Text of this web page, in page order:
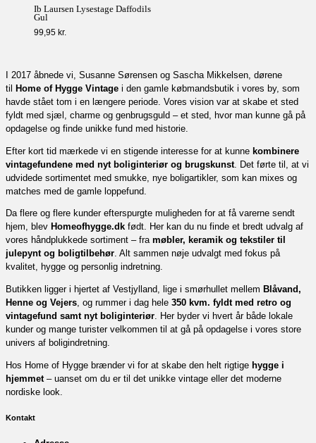
Ib Laursen Lysestage Daffodils
Gul
99,95 kr.
I 2017 åbnede vi, Susanne Sørensen og Sascha Mikkelsen, dørene
til
Home of Hygge Vintage i den gamle købmandsbutik i vores by, som
havde stået tom i en længere periode. Vores vision var at skabe et sted
fyldt med sjæl, charme og genbrugsguld – et sted, hvor man kunne gå på
opdagelse og finde unikke fund med historie.
Efter kort tid mærkede vi en stigende interesse for at kunne kombinere
vintagefundene med nyt boliginteriør og brugskunst . Det førte til, at vi
udvidede sortimentet med smukke, nye boligartikler, som kan mixes og
matches med de gamle loppefund.
Da flere og flere kunder efterspurgte muligheden for at få varerne sendt
hjem, blev Homeofhygge.dk født. Her kan du nu finde et bredt udvalg af
vores håndplukkede sortiment – fra møbler, keramik og tekstiler til
julepynt og boligtilbehør. Alt sammen nøje udvalgt med fokus på
kvalitet, hygge og personlig indretning.
Butikken ligger i hjertet af Vestjylland, lige i smørhullet mellem Blåvand,
Henne og Vejers, og rummer i dag hele 350 kvm. fyldt med retro og
vintagefund samt nyt boliginteriør. Her byder vi hvert år både lokale
kunder og mange turister velkommen til at gå på opdagelse i vores store
univers af boligindretning.
Hos Home of Hygge brænder vi for at skabe den helt rigtige hygge i
hjemmet – uanset om du er til det unikke vintage eller det moderne
nordiske look.
Kontakt